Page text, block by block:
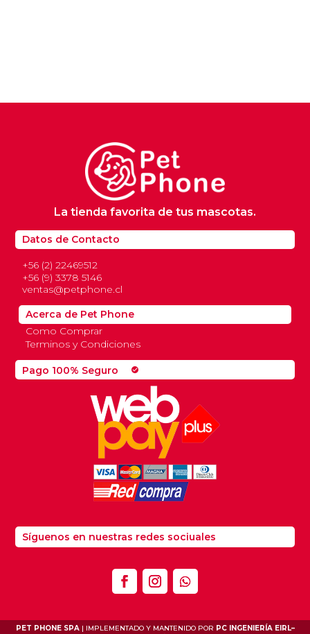
Pago 100% Seguro check_circle
Datos de Contacto
+56 (2) 22469512
+56 (9) 3378 5146
ventas@petphone.cl
La tienda favorita de tus mascotas.
Acerca de Pet Phone
Como Comprar
Terminos y Condiciones
Síguenos en nuestras redes sociuales
PET PHONE SPA| IMPLEMENTADO Y MANTENIDO POR PC INGENIERÍA EIRL–